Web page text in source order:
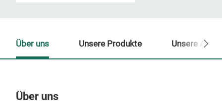
Über uns
Über uns Unsere Produkte Unsere